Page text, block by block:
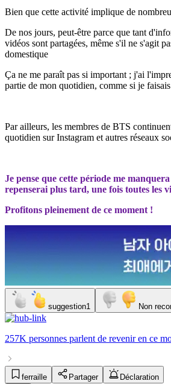
Bien que cette activité implique de
De nos jours, peut-être parce que tant
vidéos sont partagées, même s'il ne s'agit
domestique
Ça ne me paraît pas si important ; j'ai
partie de mon quotidien, comme si je
Par ailleurs, les membres de BTS
quotidien sur Instagram et autres réseaux
Je pense que cette période me
repenserai plus tard, une fois toutes les
Profitons pleinement de ce moment !
suggestion1 Non
257K personnes parlent de reveniren ce
ferraille Partager
Déclaration